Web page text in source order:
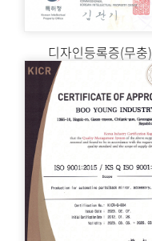
디자인등록증(무충)